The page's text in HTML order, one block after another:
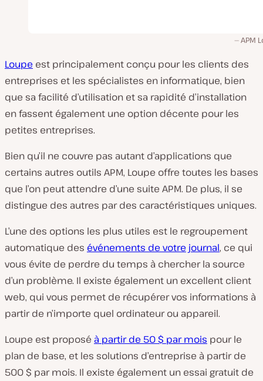
APM
Loupe est principalement conçu pour les clients des
entreprises et les spécialistes en informatique, bien
que sa facilité d’utilisation et sa rapidité d’installation
en fassent également une option décente pour les
petites entreprises.
Bien qu’il ne couvre pas autant d’applications que
certains autres outils APM, Loupe offre toutes les bases
que l’on peut attendre d’une suite APM. De plus, il se
distingue des autres par des caractéristiques uniques.
L’une des options les plus utiles est le regroupement
automatique des événements de votre journal, ce qui
vous évite de perdre du temps à chercher la source
d’un problème. Il existe également un excellent client
web, qui vous permet de récupérer vos informations à
partir de n’importe quel ordinateur ou appareil.
Loupe est proposé à partir de 50 $ par mois pour le
plan de base, et les solutions d’entreprise à partir de
500 $ par mois. Il existe également un essai gratuit de